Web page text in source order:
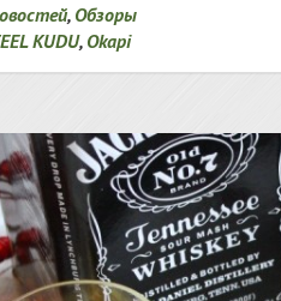
, Обзоры
KUDU, Okapi